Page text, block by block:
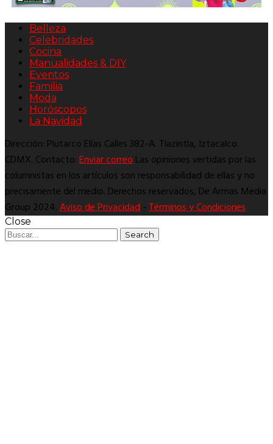
Belleza
Celebridades
Cocina
Manualidades & DIY
Eventos
Familia
Moda
Horóscopos
La Navidad
Dirección: Plutarco Elías Calles 382-A. Tlazintla, Iztacalco.
CDMX. Contacto:Enviar correoLas opiniones vertidas por las
columnistas en los artículos son responsabilidad de ellas y no
precisamente del medio. Derechos reservados, De Armas Media
Group 2024.Aviso de Privacidad-Términos y Condiciones
Close